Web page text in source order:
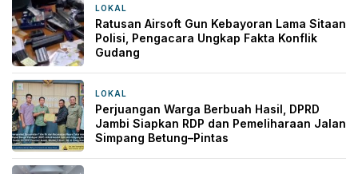
LOKAL
Ratusan Airsoft Gun Kebayoran Lama Sitaan
Polisi, Pengacara Ungkap Fakta Konflik
Gudang
LOKAL
Perjuangan Warga Berbuah Hasil, DPRD
Jambi Siapkan RDP dan Pemeliharaan Jalan
Simpang Betung–Pintas